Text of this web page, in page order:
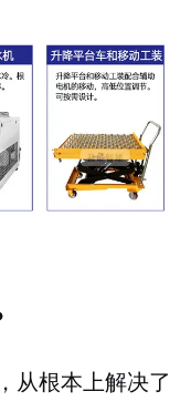
从根本上解决了